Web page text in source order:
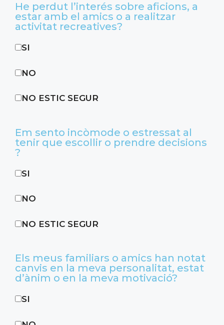
He perdut l’interés sobre aficions, a
estar amb el amics o a realitzar
activitat recreatives?
SI
NO
NO ESTIC SEGUR
Em sento incòmode o estressat al
tenir que escollir o prendre decisions
?
SI
NO
NO ESTIC SEGUR
Els meus familiars o amics han notat
canvis en la meva personalitat, estat
d’ànim o en la meva motivació?
SI